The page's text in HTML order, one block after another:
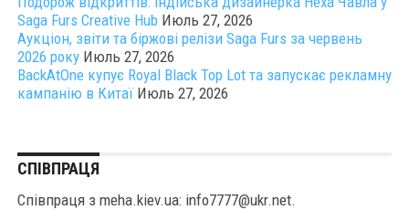
Saga Furs Creative Hub Июль 27, 2026
Аукціон, звіти та біржові релізи Saga Furs за червень
2026 року Июль 27, 2026
BackAtOne купує Royal Black Top Lot та запускає рекламну
кампанію в Китаї Июль 27, 2026
СПІВПРАЦЯ
Співпраця з meha.kiev.ua: info7777@ukr.net.